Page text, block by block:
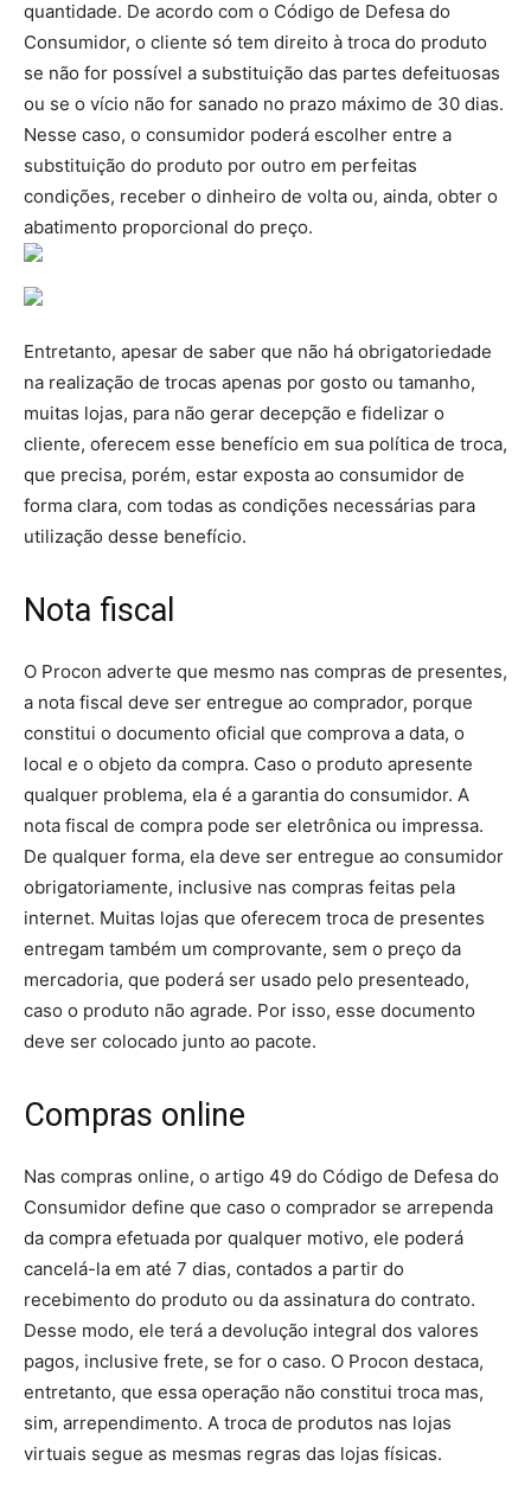
quantidade. De acordo com o Código de Defesa do
Consumidor, o cliente só tem direito à troca do produto
se não for possível a substituição das partes defeituosas
ou se o vício não for sanado no prazo máximo de 30 dias.
Nesse caso, o consumidor poderá escolher entre a
substituição do produto por outro em perfeitas
condições, receber o dinheiro de volta ou, ainda, obter o
abatimento proporcional do preço.
Entretanto, apesar de saber que não há obrigatoriedade
na realização de trocas apenas por gosto ou tamanho,
muitas lojas, para não gerar decepção e fidelizar o
cliente, oferecem esse benefício em sua política de troca,
que precisa, porém, estar exposta ao consumidor de
forma clara, com todas as condições necessárias para
utilização desse benefício.
Nota fiscal
O Procon adverte que mesmo nas compras de presentes,
a nota fiscal deve ser entregue ao comprador, porque
constitui o documento oficial que comprova a data, o
local e o objeto da compra. Caso o produto apresente
qualquer problema, ela é a garantia do consumidor. A
nota fiscal de compra pode ser eletrônica ou impressa.
De qualquer forma, ela deve ser entregue ao consumidor
obrigatoriamente, inclusive nas compras feitas pela
internet. Muitas lojas que oferecem troca de presentes
entregam também um comprovante, sem o preço da
mercadoria, que poderá ser usado pelo presenteado,
caso o produto não agrade. Por isso, esse documento
deve ser colocado junto ao pacote.
Compras online
Nas compras online, o artigo 49 do Código de Defesa do
Consumidor define que caso o comprador se arrependa
da compra efetuada por qualquer motivo, ele poderá
cancelá-la em até 7 dias, contados a partir do
recebimento do produto ou da assinatura do contrato.
Desse modo, ele terá a devolução integral dos valores
pagos, inclusive frete, se for o caso. O Procon destaca,
entretanto, que essa operação não constitui troca mas,
sim, arrependimento. A troca de produtos nas lojas
virtuais segue as mesmas regras das lojas físicas.